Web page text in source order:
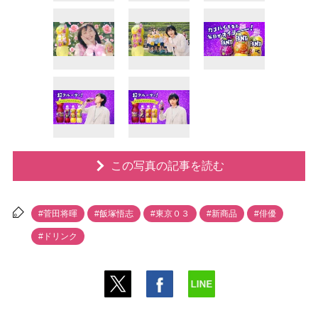
この写真の記事を読む
#菅田将暉 #飯塚悟志 #東京０３ #新商品 #俳優
#ドリンク